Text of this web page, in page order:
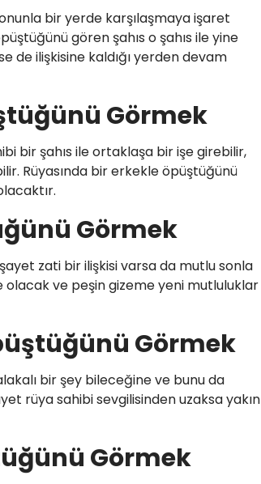
bir yerde karşılaşmaya işaret
gören şahıs o şahıs ile yine
de ilişkisine kaldığı yerden devam
Görmek
bir şahıs ile ortaklaşa bir işe girebilir,
Rüyasında bir erkekle öpüştüğünü
Görmek
zati bir ilişkisi varsa da mutlu sonla
ve peşin gizeme yeni mutluluklar
Görmek
bir şey bileceğine ve bunu da
rüya sahibi sevgilisinden uzaksa yakın
Görmek